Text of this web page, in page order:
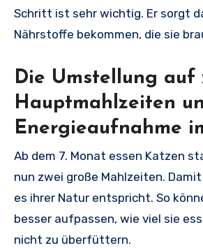
Schritt ist sehr wichtig. Er sorgt
Nährstoffe bekommen, die sie
Die Umstellung auf
Hauptmahlzeiten
Energieaufnahme
Ab dem 7. Monat essen Katzen
nun zwei große Mahlzeiten.
es ihrer Natur entspricht. So
besser aufpassen, wie viel sie
nicht zu überfüttern.